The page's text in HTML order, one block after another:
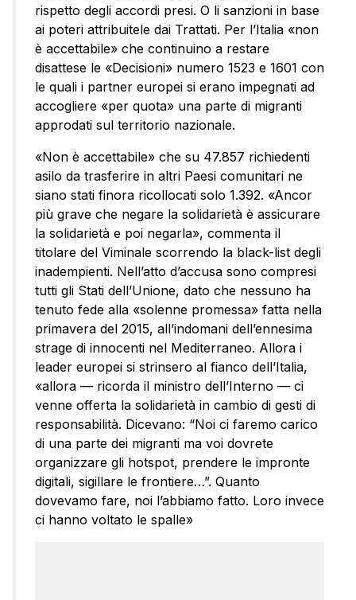
rispetto degli accordi presi. O li sanzioni in base
ai poteri attribuitele dai Trattati. Per l’Italia «non
è accettabile» che continuino a restare
disattese le «Decisioni» numero 1523 e 1601 con
le quali i partner europei si erano impegnati ad
accogliere «per quota» una parte di migranti
approdati sul territorio nazionale.
«Non è accettabile» che su 47.857 richiedenti
asilo da trasferire in altri Paesi comunitari ne
siano stati finora ricollocati solo 1.392. «Ancor
più grave che negare la solidarietà è assicurare
la solidarietà e poi negarla», commenta il
titolare del Viminale scorrendo la black-list degli
inadempienti. Nell’atto d’accusa sono compresi
tutti gli Stati dell’Unione, dato che nessuno ha
tenuto fede alla «solenne promessa» fatta nella
primavera del 2015, all’indomani dell’ennesima
strage di innocenti nel Mediterraneo. Allora i
leader europei si strinsero al fianco dell’Italia,
«allora — ricorda il ministro dell’Interno — ci
venne offerta la solidarietà in cambio di gesti di
responsabilità. Dicevano: “Noi ci faremo carico
di una parte dei migranti ma voi dovrete
organizzare gli hotspot, prendere le impronte
digitali, sigillare le frontiere…”. Quanto
dovevamo fare, noi l’abbiamo fatto. Loro invece
ci hanno voltato le spalle»